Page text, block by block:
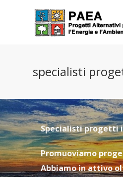
specialisti
Specialisti progetti
Promuoviamo
Abbiamo in attivo